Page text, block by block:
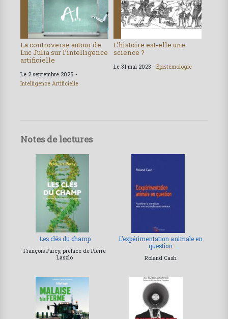
La controverse autour de
Luc Julia sur l’intelligence
artificielle
Le 2 septembre 2025 -
Intelligence Artificielle
L’histoire est-elle une
science ?
Le 31 mai 2023 - Épistémologie
Notes de lectures
Les clés du champ
François Parcy, préface de Pierre
Laszlo
L’expérimentation animale en
question
Roland Cash